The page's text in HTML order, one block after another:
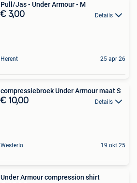
Pull/Jas - Under Armour - M
€ 3,00 Details
Herent 25 apr 26
compressiebroek Under Armour maat S
€ 10,00 Details
Westerlo 19 okt 25
Under Armour compression shirt